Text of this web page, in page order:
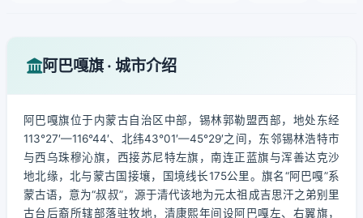
阿巴嘎旗 · 城市介绍
阿巴嘎旗位于内蒙古自治区中部，锡林郭勒盟西部，地处东经
113°27′—116°44′、北纬43°01′—45°29′之间，东邻锡林浩特市
与西乌珠穆沁旗，西接苏尼特左旗，南连正蓝旗与浑善达克沙
地北缘，北与蒙古国接壤，国境线长175公里。旗名“阿巴嘎”系
蒙古语，意为“叔叔”，源于清代该地为元太祖成吉思汗之弟别里
古台后裔所辖部落驻牧地，清康熙年间设阿巴嘎左、右翼旗，